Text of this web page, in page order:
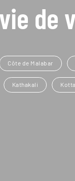
de
Côte de Malabar
Kathakali